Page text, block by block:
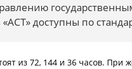
«АСТ» доступны по
из 72, 144 и 36 часов. При